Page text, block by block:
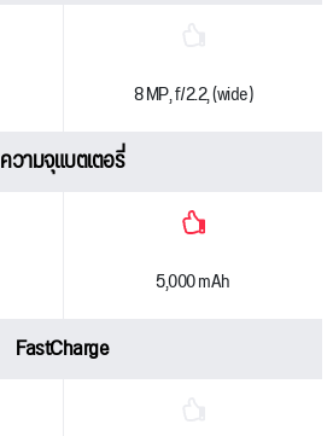
8 MP, f/2.2, (wide)
ความจุแบตเตอรี่
5,000 mAh
FastCharge